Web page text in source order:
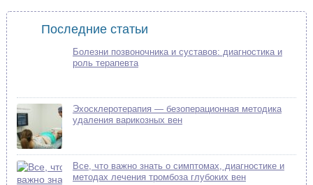
Последние статьи
Болезни позвоночника и суставов: диагностика и
роль терапевта
Эхосклеротерапия — безоперационная методика
удаления варикозных вен
Все, что важно знать о симптомах, диагностике и
методах лечения тромбоза глубоких вен